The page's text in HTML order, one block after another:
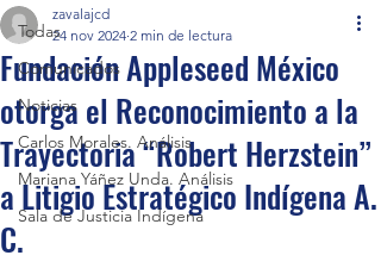
Todas
Comunicados
Noticias
Carlos Morales. Análisis
Mariana Yáñez Unda. Análisis
Sala de Justicia Indígena
Fundación Appleseed México
otorga el Reconocimiento a la
Trayectoria “Robert Herzstein”
a Litigio Estratégico Indígena A.
C.
zavalajcd
24 nov 2024 2 min de lectura